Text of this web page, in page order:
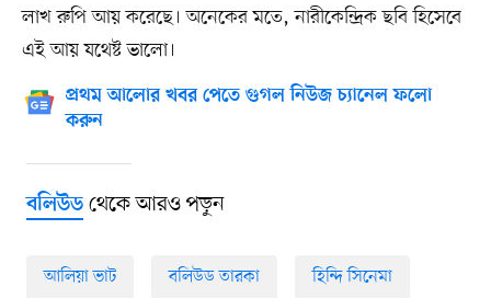
লাখ রুপি আয় করেছে। অনেকের মতে, নারীকেন্দ্রিক ছবি হিসেবে
এই আয় যথেষ্ট ভালো।
প্রথম আলোর খবর পেতে গুগল নিউজ চ্যানেল ফলো
করুন
বলিউডথেকে আরও পড়ুন
আলিয়া ভাট বলিউড তারকা হিন্দি সিনেমা